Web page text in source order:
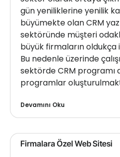
gün yeniliklerine yenilik
büyümekte olan CRM
sektöründe müşteri
büyük firmaların
Bu nedenle üzerinde
sektörde CRM programı
programlar
Devamını Oku
Firmalara Özel Web Sitesi